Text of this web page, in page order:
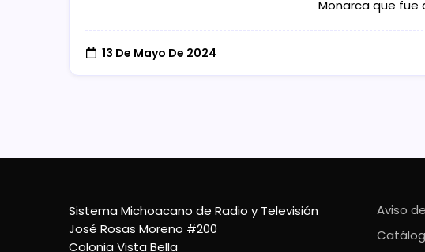
Monarca que fue
13 De Mayo De 2024
Sistema Michoacano de Radio y Televisión
José Rosas Moreno #200
Colonia Vista Bella
Aviso